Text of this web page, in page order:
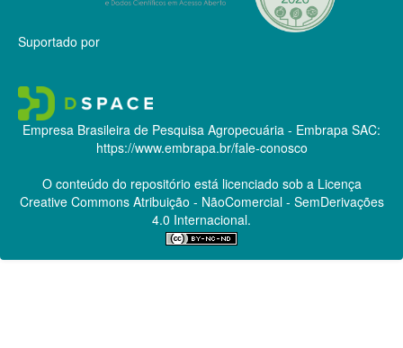
Suportado por
Empresa Brasileira de Pesquisa Agropecuária - Embrapa SAC:
https://www.embrapa.br/fale-conosco
O conteúdo do repositório está licenciado sob a Licença
Creative CommonsAtribuição - NãoComercial - SemDerivações
4.0 Internacional.